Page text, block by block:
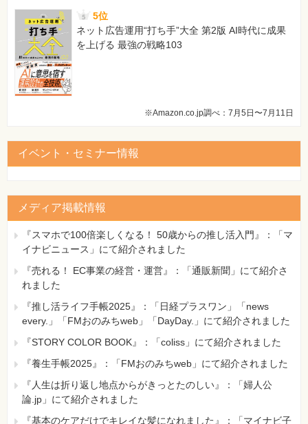
5位
ネット広告運用“打ち手”大全 第2版 AI時代に成果
を上げる 最強の戦略103
※Amazon.co.jp調べ：7月5日〜7月11日
イベント・セミナー情報
メディア掲載情報
『スマホで100倍楽しくなる！ 50歳からの推し活入門』：「マ
イナビニュース」にて紹介されました
『売れる！ EC事業の経営・運営』：「通販新聞」にて紹介さ
れました
『推し活ライフ手帳2025』：「日経プラスワン」「news
every.」「FMおのみちweb」「DayDay.」にて紹介されました
『STORY COLOR BOOK』：「coliss」にて紹介されました
『養生手帳2025』：「FMおのみちweb」にて紹介されました
『人生は折り返し地点からがきっとたのしい』：「婦人公
論.jp」にて紹介されました
『基本のケアだけでキレイな髪になれました』：「マイナビ子